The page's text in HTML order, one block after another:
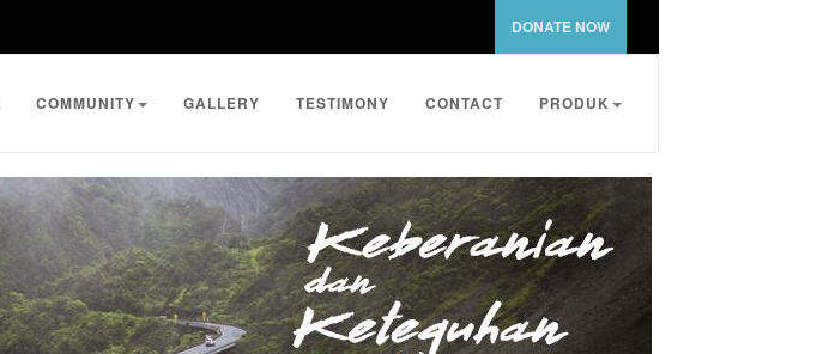
DONATE NOW
COMMUNITY GALLERY TESTIMONY CONTACT PRODUK